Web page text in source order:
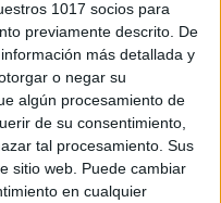
1017 socios para
previamente descrito. De
más detallada y
o negar su
algún procesamiento de
de su consentimiento,
tal procesamiento. Sus
sitio web. Puede cambiar
en cualquier
propone expresar
favoreciendo la
y la
para actividades de